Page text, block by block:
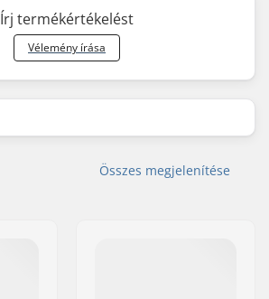
Írj termékértékelést
Vélemény írása
Összes megjelenítése